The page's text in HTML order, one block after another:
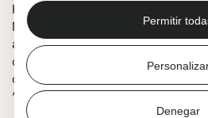
Permitir
Denegar
Han pasado 50 años desde que
Mixki y Kaxkamelon este trío de
andadura. Con este espectáculo
origen de la profesión. Además de
cantarán sus canciones de
‘Txirri, Mirri eta Txiribiton’, ‘Altza,